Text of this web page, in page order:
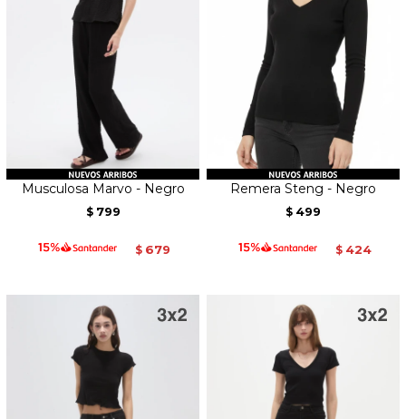
Musculosa Marvo - Negro
$ 799
$ 679
Remera Steng - Negro
$ 499
$ 424